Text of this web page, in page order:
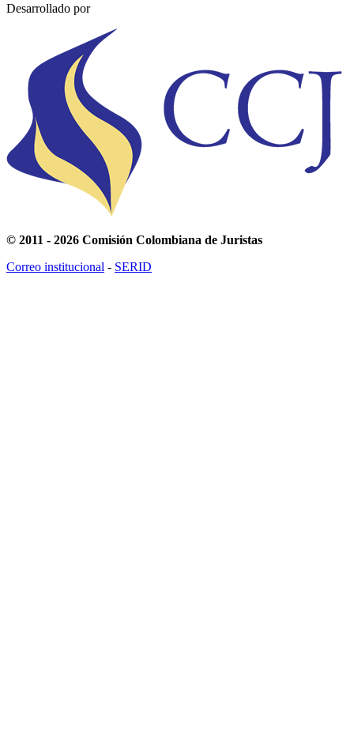
Desarrollado por
© 2011 - 2026 Comisión Colombiana de Juristas
Correo institucional - SERID